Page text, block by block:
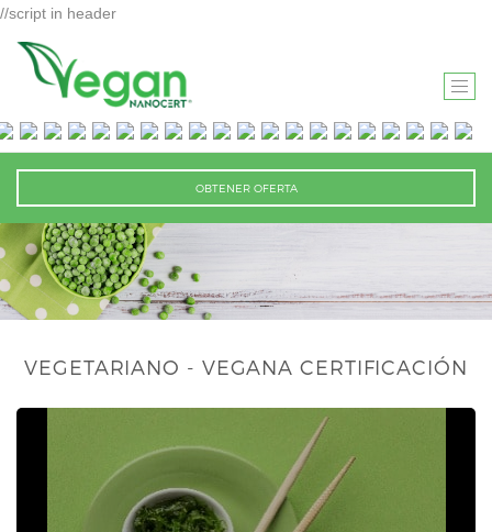
//script in header
T
O
G
G
L
G
OBTENER OFERTA
VEGETARIANO - VEGANA CERTIFICACIÓN